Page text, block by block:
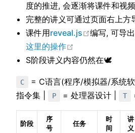
度的推进, 会逐渐将课件和视
完整的讲义可通过页面右上方
课件用reveal.js 在新窗口中
编写, 可导
这里的操作
S阶段讲义内容仍然在🕊
C = C语言(程序/模拟器/系统
指令集 |
P = 处理器设计 | T
阶段
序
号
任务
时
间
讲
义